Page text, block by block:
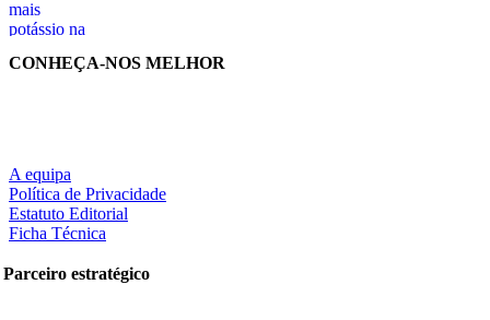
CONHEÇA-NOS MELHOR
A equipa
Política de Privacidade
Estatuto Editorial
Ficha Técnica
Parceiro estratégico